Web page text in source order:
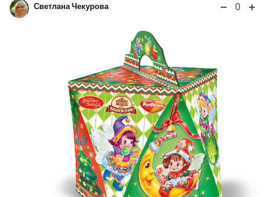
Светлана Чекурова 0